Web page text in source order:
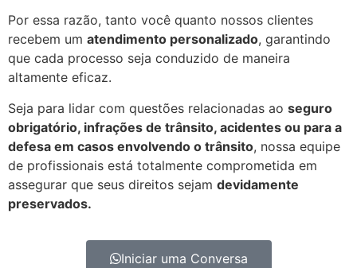
Por essa razão, tanto você quanto nossos clientes
recebem um atendimento personalizado, garantindo
que cada processo seja conduzido de maneira
altamente eficaz.
Seja para lidar com questões relacionadas ao seguro
obrigatório, infrações de trânsito, acidentes ou para a
defesa em casos envolvendo o trânsito, nossa equipe
de profissionais está totalmente comprometida em
assegurar que seus direitos sejam devidamente
preservados.
Iniciar uma Conversa